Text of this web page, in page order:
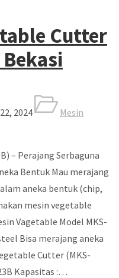
Cutter
2024
Mesin
– Perajang Serbaguna
Bentuk Mau merajang
aneka bentuk (chip,
mesin vegetable
Vagetable Model MKS-
Bisa merajang aneka
Cutter (MKS-
Kapasitas :…